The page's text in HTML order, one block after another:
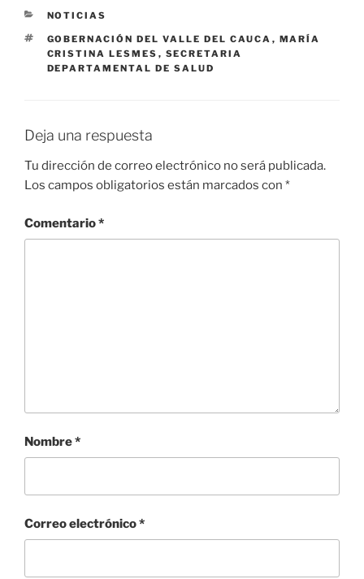
CATEGORÍAS
NOTICIAS
ETIQUETAS
GOBERNACIÓN DEL VALLE DEL CAUCA , MARÍA
CRISTINA LESMES , SECRETARIA
DEPARTAMENTAL DE SALUD
Deja una respuesta
Tu dirección de correo electrónico no será publicada.
Los campos obligatorios están marcados con *
Comentario*
Nombre*
Correo electrónico*